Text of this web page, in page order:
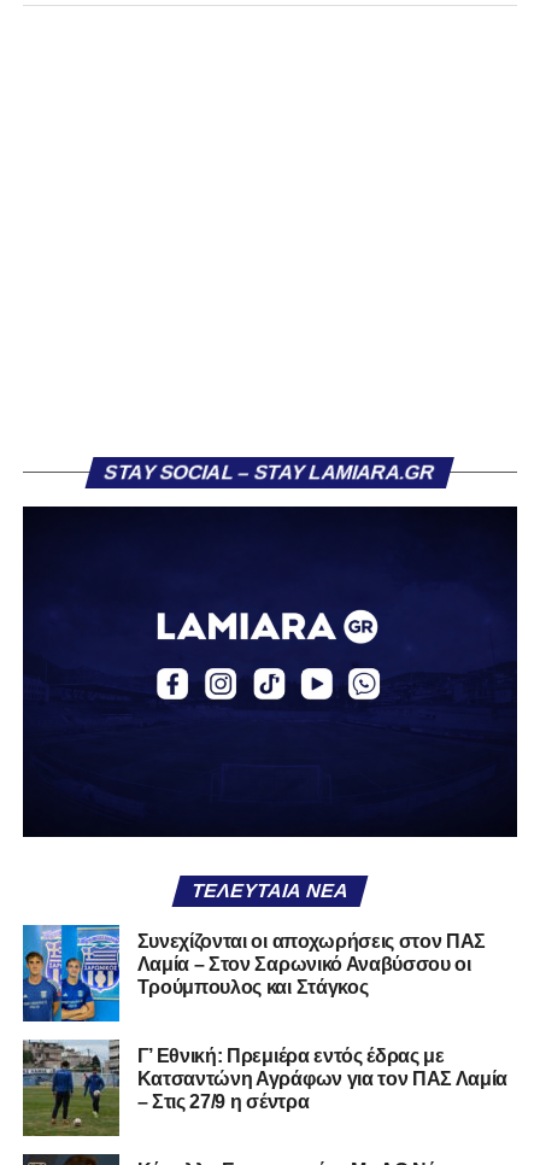
ευκαιρία, η Λαμία κατάφερε να ανοίξει το σκορ. Στο 26’,
Το γκολ αυτό άλλαξε τη ροή του αγώνα, δίνοντας
ψυχολογία στη Λαμία που άρχισε να κρατά περισσότερο
την κατοχή. Τα Τρίκαλα προσπάθησαν να αντιδράσουν,
χωρίς όμως να δημιουργούν ουσιαστικές ευκαιρίες,
καθώς η άμυνα των παικτών του Βαγγέλη Στουρνάρα
μέρους, το ενδιαφέρον μεταφέρθηκε κυρίως στην εξέδρα,
Στο 45’ σημειώθηκε ένταση μετά από σκληρό μαρκάρισμα,
με τον διαιτητή να δείχνει κίτρινες κάρτες και στις δύο
πλευρές, χωρίς όμως να αλλάξει κάτι στο σκορ.
Το δεύτερο ημίχρονο ξεκίνησε σε παρόμοιο ρυθμό, ενώ το
δεύτερο γκολ της Ελασσόνας σε άλλο παιχνίδι μείωσε
ακόμη περισσότερο το ενδιαφέρον της αναμέτρησης. Στο
57’, ο Αλτάνης δοκίμασε ένα αδύναμο γυριστό σουτ που
πέρασε άουτ, ενώ λίγα λεπτά αργότερα ο Μέτσε είχε την
ίδια τύχη με σουτ εκτός περιοχής.
Η Λαμία πλησίασε στο 2-0 στο 67’, όταν ο Βρέττας
STAY SOCIAL – STAY LAMIARA.GR
ΤΕΛΕΥΤΑΊΑ ΝΈΑ
Συνεχίζονται οι αποχωρήσεις στον ΠΑΣ
Λαμία – Στον Σαρωνικό Αναβύσσου οι
Τρούμπουλος και Στάγκος
Γ’ Εθνική: Πρεμιέρα εντός έδρας με
Κατσαντώνη Αγράφων για τον ΠΑΣ Λαμία
– Στις 27/9 η σέντρα